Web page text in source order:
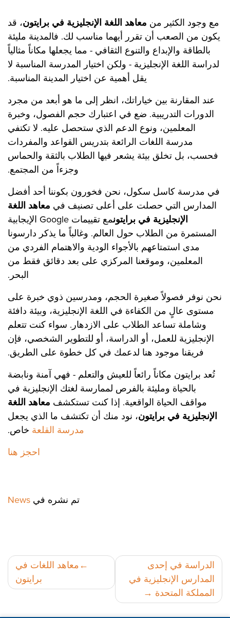
مع وجود الكثير من معاهد اللغة الإنجليزية في برايتون، قد
يكون من الصعب أن تقرر أيهما مناسب لك. فالمدينة مليئة
بالطاقة والإبداع والتنوع الثقافي - مما يجعلها مكاناً مثالياً
لدراسة اللغة الإنجليزية - ولكن اختيار المدرسة المناسبة لا
يقل أهمية عن اختيار المدينة المناسبة.
عند المقارنة بين خياراتك، انظر إلى ما هو أبعد من مجرد
الدورات التدريبية. ضع في اعتبارك حجم الفصول، وخبرة
المعلمين، ونوع الدعم الذي ستحصل عليه. لا تكتفي
مدرسة اللغات الرائعة بتدريس القواعد والمفردات
فحسب، بل تخلق بيئة يشعر فيها الطلاب بالثقة والحماس
وجزءاً من المجتمع.
في مدرسة كاسل سكول، نحن فخورون بكوننا أحد أفضل
المدارس التي حصلت على أعلى تصنيف في معاهد اللغة
الإنجليزية في برايتون
مع تقييمات Google الإيجابية
المستمرة من الطلاب حول العالم. وغالباً ما يذكر دارسونا
مدى استمتاعهم بالأجواء الودية والاهتمام الفردي من
المعلمين، وموقعنا المركزي على بعد دقائق فقط من
البحر.
نحن نوفر فصولاً صغيرة الحجم، ومدرسين ذوي خبرة على
مستوى عالٍ من الكفاءة في اللغة الإنجليزية، وبيئة دافئة
وشاملة تساعد الطلاب على الازدهار. سواء كنت تتعلم
الإنجليزية للعمل، أو الدراسة، أو للتطوير الشخصي، فإن
فريقنا موجود هنا لدعمك في كل خطوة على الطريق.
تُعد برايتون مكاناً رائعاً للعيش والتعلم - فهي آمنة ونابضة
بالحياة ومليئة بالفرص لممارسة لغتك الإنجليزية في
مواقف الحياة الواقعية. إذا كنت تستكشف معاهد اللغة
الإنجليزية في برايتون، نود منك أن تكتشف ما الذي يجعل
مدرسة القلعة خاص.
احجز هنا
تم نشره في News
تصفّح
المقالات
معاهد اللغات في
برايتون
الدراسة في إحدى
المدارس الإنجليزية في
المملكة المتحدة